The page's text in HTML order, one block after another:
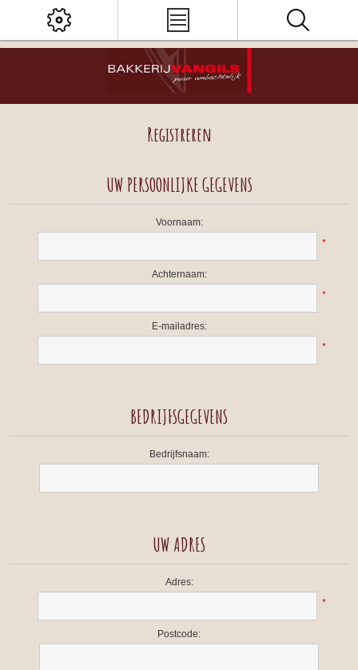
Registreren
UW PERSOONLIJKE GEGEVENS
Voornaam:
*
Achternaam:
*
E-mailadres:
*
BEDRIJFSGEGEVENS
Bedrijfsnaam:
UW ADRES
Adres:
*
Postcode: